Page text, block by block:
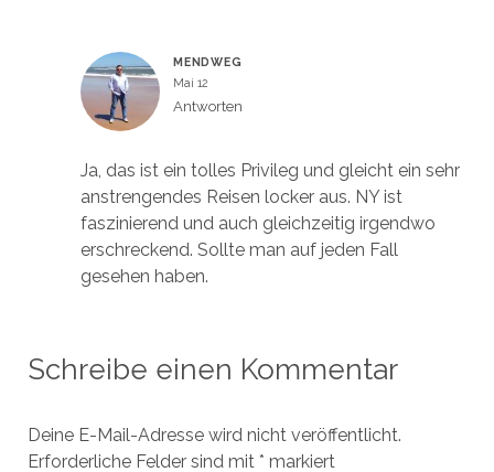
MENDWEG
Mai 12
Antworten
Ja, das ist ein tolles Privileg und gleicht ein sehr
anstrengendes Reisen locker aus. NY ist
faszinierend und auch gleichzeitig irgendwo
erschreckend. Sollte man auf jeden Fall
gesehen haben.
Schreibe einen Kommentar
Deine E-Mail-Adresse wird nicht veröffentlicht.
Erforderliche Felder sind mit * markiert